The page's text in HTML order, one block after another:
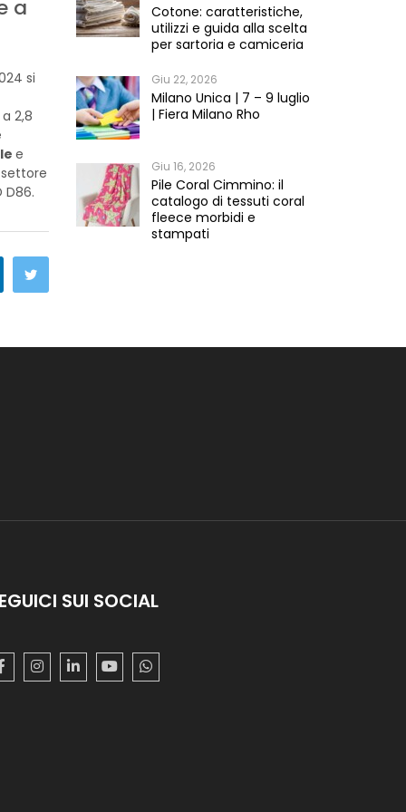
a
si
2,8
e
D86.
Cotone: caratteristiche,
utilizzi e guida alla scelta
per sartoria e camiceria
Giu 22, 2026
Milano Unica | 7 – 9 luglio
| Fiera Milano Rho
Giu 16, 2026
Pile Coral Cimmino: il
catalogo di tessuti coral
fleece morbidi e
stampati
SUI SOCIAL